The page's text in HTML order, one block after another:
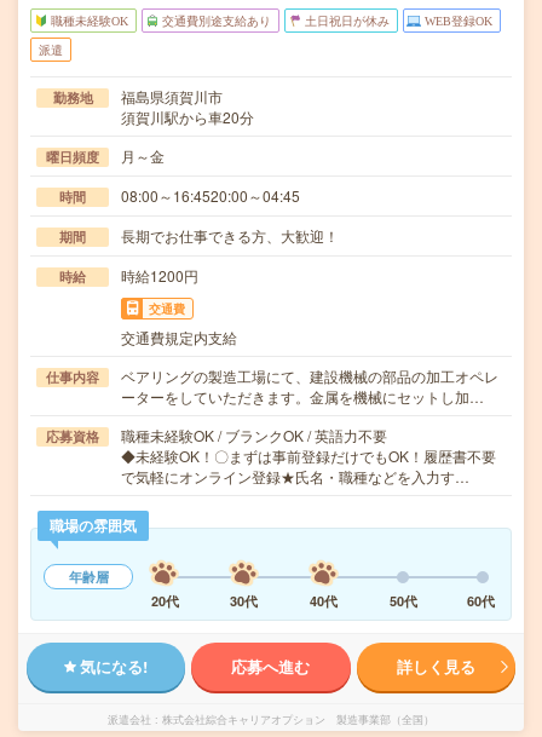
職種未経験OK 交通費別途支給あり 土日祝日が休み WEB登録OK
派遣
勤務地
福島県須賀川市
須賀川駅から車20分
曜日頻度 月～金
時間 08:00～16:4520:00～04:45
期間 長期でお仕事できる方、大歓迎！
時給 時給1200円
交通費
交通費規定内支給
仕事内容
ベアリングの製造工場にて、建設機械の部品の加工オペレ
ーターをしていただきます。金属を機械にセットし加…
応募資格
職種未経験OK / ブランクOK / 英語力不要
◆未経験OK！〇まずは事前登録だけでもOK！履歴書不要
で気軽にオンライン登録★氏名・職種などを入力す…
職場の雰囲気
年齢層
20代
30代 40代 50代 60代
気になる! 応募へ進む 詳しく見る
派遣会社 株式会社綜合キャリアオプション 製造事業部（全国）